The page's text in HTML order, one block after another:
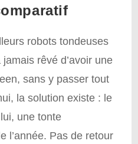
robots tondeuses
jamais rêvé d’avoir une
sans y passer tout
la solution existe : le
une tonte
l’année. Pas de retour